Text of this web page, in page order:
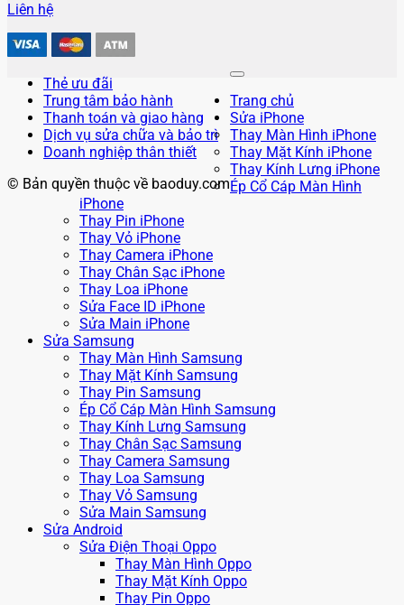
Liên hệ
Thẻ ưu đãi
Trung tâm bảo hành
Thanh toán và giao hàng
Dịch vụ sửa chữa và bảo trì
Doanh nghiệp thân thiết
© Bản quyền thuộc về baoduy.com
Trang chủ
Sửa iPhone
Thay Màn Hình iPhone
Thay Mặt Kính iPhone
Thay Kính Lưng iPhone
Ép Cổ Cáp Màn Hình
iPhone
Thay Pin iPhone
Thay Vỏ iPhone
Thay Camera iPhone
Thay Chân Sạc iPhone
Thay Loa iPhone
Sửa Face ID iPhone
Sửa Main iPhone
Sửa Samsung
Thay Màn Hình Samsung
Thay Mặt Kính Samsung
Thay Pin Samsung
Ép Cổ Cáp Màn Hình Samsung
Thay Kính Lưng Samsung
Thay Chân Sạc Samsung
Thay Camera Samsung
Thay Loa Samsung
Thay Vỏ Samsung
Sửa Main Samsung
Sửa Android
Sửa Điện Thoại Oppo
Thay Màn Hình Oppo
Thay Mặt Kính Oppo
Thay Pin Oppo